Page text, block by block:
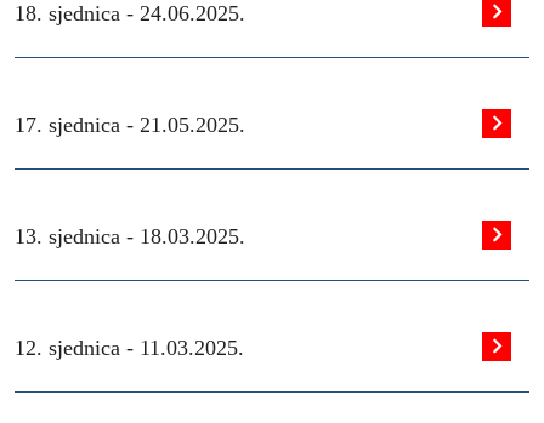
18. sjednica - 24.06.2025.
17. sjednica - 21.05.2025.
13. sjednica - 18.03.2025.
12. sjednica - 11.03.2025.